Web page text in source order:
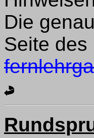
Die
Seite des